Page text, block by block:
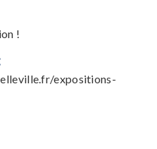
!
expositions-